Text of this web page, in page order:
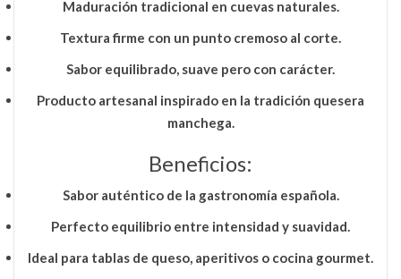
Maduración tradicional en cuevas naturales.
Textura firme con un punto cremoso al corte.
Sabor equilibrado, suave pero con carácter.
Producto artesanal inspirado en la tradición quesera
manchega.
Beneficios:
Sabor auténtico de la gastronomía española.
Perfecto equilibrio entre intensidad y suavidad.
Ideal para tablas de queso, aperitivos o cocina gourmet.